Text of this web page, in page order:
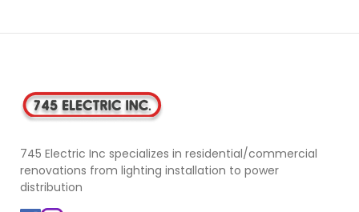
745 Electric Inc specializes in residential/commercial
renovations from lighting installation to power
distribution